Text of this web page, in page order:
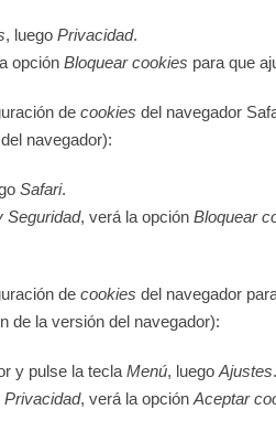
, luego Privacidad.
opción Bloquear cookies para que
de cookies del navegador
navegador):
Safari.
Seguridad, verá la opción Bloquear
de cookies del navegador
de la versión del navegador):
y pulse la tecla Menú, luego Ajustes.
Privacidad, verá la opción Aceptar